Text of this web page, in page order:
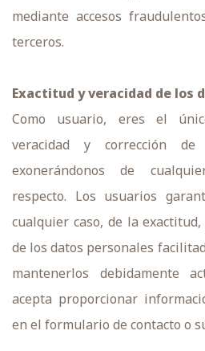
mediante accesos
terceros.
Exactitud y veracidad de los
Como usuario, eres el
veracidad y corrección
exonerándonos de
respecto. Los usuarios
cualquier caso, de la
de los datos personales
mantenerlos debidamente
acepta proporcionar
en el formulario de contacto o